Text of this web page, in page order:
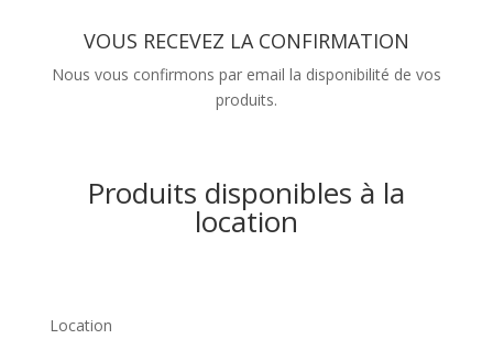
VOUS RECEVEZ LA CONFIRMATION
Nous vous confirmons par email la disponibilité de vos
produits.
Produits disponibles à la
location
Location